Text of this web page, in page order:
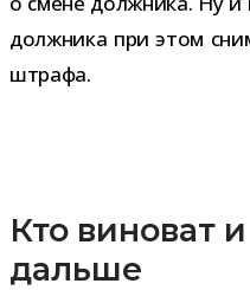
долж­ника при этом
штрафа.
Кто виноват
дальше